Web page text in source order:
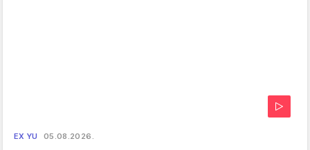
EX YU 05.08.2026.